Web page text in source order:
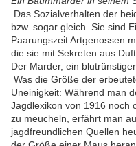
Das Sozialverhalten der
bzw. sogar gleich. Sie sind
Paarungszeit Artgenossen
die sie mit Sekreten aus
Der Marder, ein
Was die Größe der
Uneinigkeit: Während man
Jagdlexikon von 1916 noch
zu meucheln, erfährt man
jagdfreundlichen Quellen